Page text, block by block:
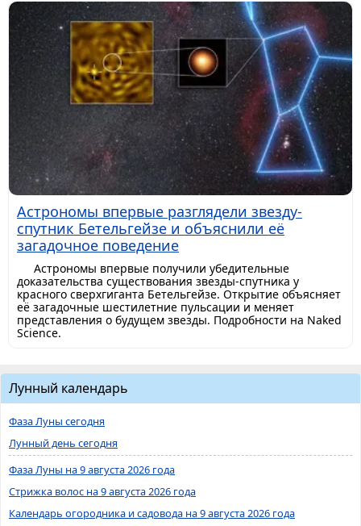
Астрономы впервые разглядели звезду-
спутник Бетельгейзе и объяснили её
загадочное поведение
Астрономы впервые получили убедительные
доказательства существования звезды-спутника у
красного сверхгиганта Бетельгейзе. Открытие объясняет
её загадочные шестилетние пульсации и меняет
представления о будущем звезды. Подробности на Naked
Science.
Лунный календарь
Фаза Луны сегодня
Лунный день сегодня
Фаза Луны на 9 августа 2026 года
Стрижка волос на 9 августа 2026 года
Календарь огородника и садовода на 9 августа 2026 года